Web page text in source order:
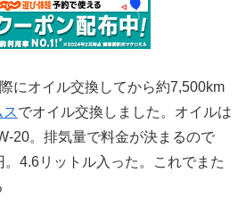
にオイル交換してから約7,500km
スでオイル交換しました。オイルは
20。排気量で料金が決まるので
4.6リットル入った。これでまた